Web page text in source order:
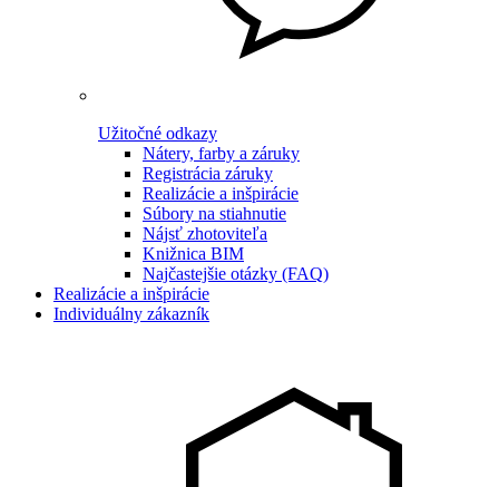
Užitočné odkazy
Nátery, farby a záruky
Registrácia záruky
Realizácie a inšpirácie
Súbory na stiahnutie
Nájsť zhotoviteľa
Knižnica BIM
Najčastejšie otázky (FAQ)
Realizácie a inšpirácie
Individuálny zákazník